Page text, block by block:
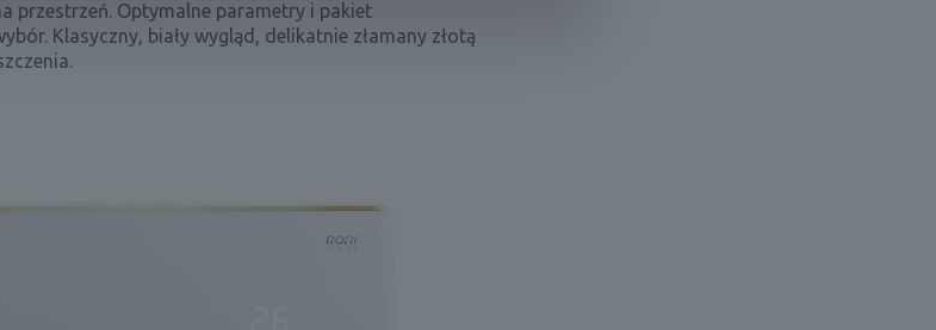
przestrzeń. Optymalne parametry i pakiet
Klasyczny, biały wygląd, delikatnie złamany złotą